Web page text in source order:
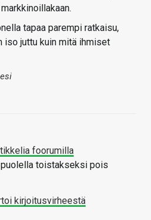
tapaa parempi ratkaisu,
iso juttu kuin mitä ihmiset
foorumilla
toistakseksi pois
kirjoitusvirheestä